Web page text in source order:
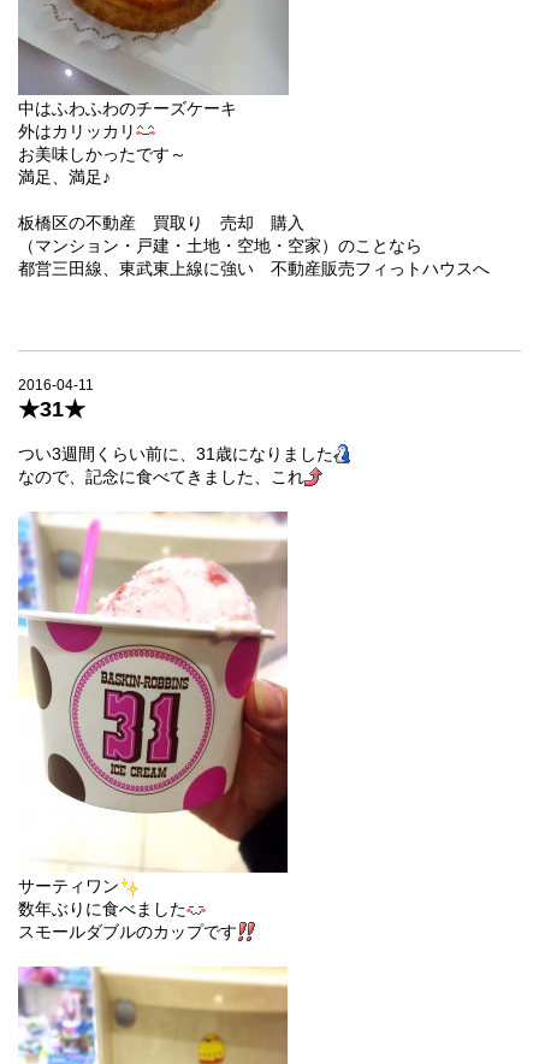
中はふわふわのチーズケーキ
外はカリッカリ
お美味しかったです～
満足、満足♪
板橋区の不動産 買取り 売却 購入
（マンション・戸建・土地・空地・空家）のことなら
都営三田線、東武東上線に強い 不動産販売フィっトハウスへ
2016-04-11
★31★
つい3週間くらい前に、31歳になりました
なので、記念に食べてきました、これ
サーティワン
数年ぶりに食べました
スモールダブルのカップです